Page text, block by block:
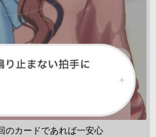
のカードであれば一安心